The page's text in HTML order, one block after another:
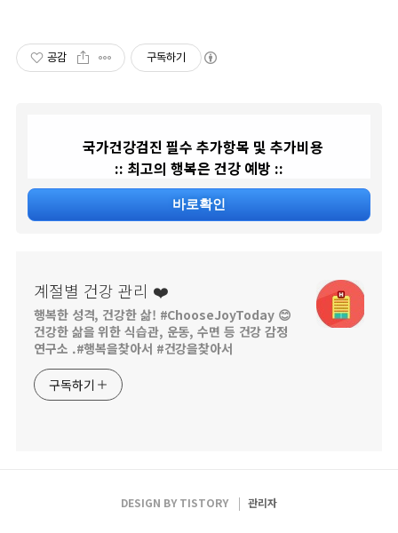
공감 구독하기
국가건강검진 필수 추가항목 및 추가비용
:: 최고의 행복은 건강 예방 ::
바로확인
계절별 건강 관리 ❤️
행복한 성격, 건강한 삶! #ChooseJoyToday 😊
건강한 삶을 위한 식습관, 운동, 수면 등 건강 감정
연구소 .#행복을찾아서 #건강을찾아서
구독하기
DESIGN BYTISTORY 관리자